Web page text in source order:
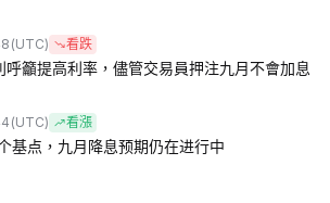
(UTC) 看跌
呼籲提高利率，儘管交易員押注九月不會加息
(UTC) 看漲
基点，九月降息预期仍在进行中